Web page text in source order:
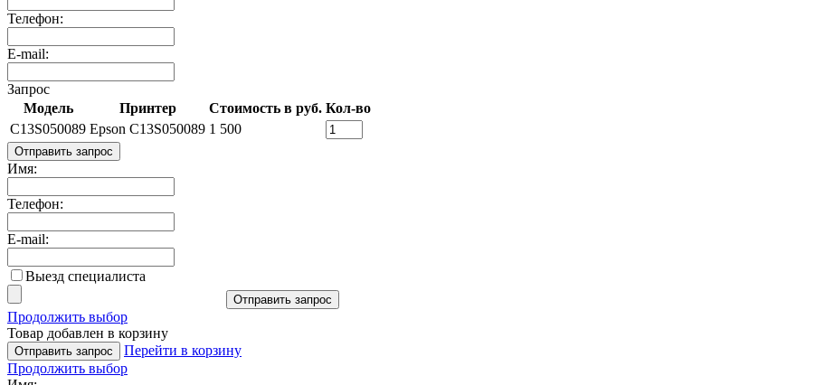
Телефон:
E-mail:
Запрос
Модель
Принтер Стоимость в руб. Кол-во
C13S050089 Epson C13S050089 1 500
Отправить запрос
Имя:
Телефон:
E-mail:
Выезд специалиста
Отправить запрос
Продолжить выбор
Товар добавлен в корзину
Отправить запрос
Перейти в корзину
Продолжить выбор